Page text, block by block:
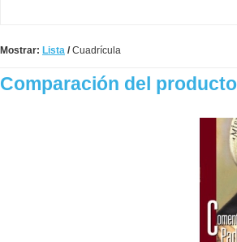
Mostrar: Lista /Cuadrícula
Comparación del